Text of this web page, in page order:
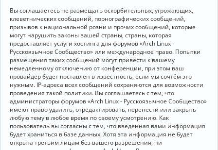
Вы соглашаетесь не размещать оскорбительных, угрожающих,
клеветнических сообщений, порнографических сообщений,
призывов к национальной розни и прочих сообщений, которые
могут нарушить законы вашей страны, страны, которая
предоставляет услуги хостинга для форумов «Arch Linux -
Русскоязычное Сообщество» или международное право. Попытки
размещения таких сообщений могут привести к вашему
немедленному отключению от конференции, при этом ваш
провайдер будет поставлен в известность, если мы сочтём это
нужным. IP-адреса всех сообщений сохраняются для возможности
проведения такой политики. Вы соглашаетесь с тем, что
администраторы форумов «Arch Linux - Русскоязычное Сообщество»
имеют право удалить, отредактировать, перенести или закрыть
любую тему в любое время по своему усмотрению. Как
пользователь вы согласны с тем, что введённая вами информация
будет храниться в базе данных. Хотя эта информация не будет
открыта третьим лицам без вашего разрешения, ни